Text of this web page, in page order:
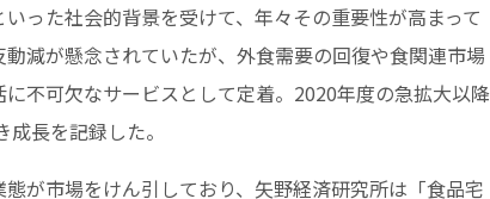
った社会的背景を受けて、年々その重要性が高まって
減が懸念されていたが、外食需要の回復や食関連市場
不可欠なサービスとして定着。2020年度の急拡大以降
長を記録した。
が市場をけん引しており、矢野経済研究所は「食品宅